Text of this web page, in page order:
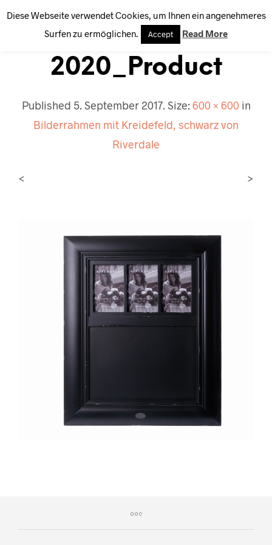
0
2020_Product
Published 5. September 2017. Size: 600 × 600in
Bilderrahmen mit Kreidefeld, schwarz von
Riverdale
< >
Diese Webseite verwendet Cookies, um Ihnen ein angenehmeres
Surfen zu ermöglichen.
Accept Read More